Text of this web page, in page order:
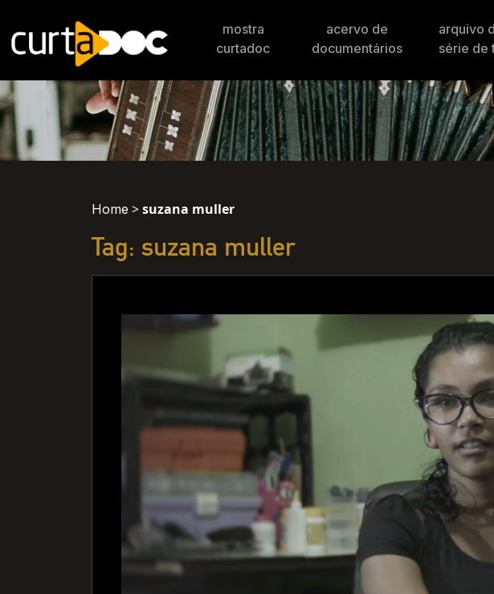
mostra
curtadoc
acervo de
documentários
arquivo
série de
Home >suzana muller
Tag: suzana muller